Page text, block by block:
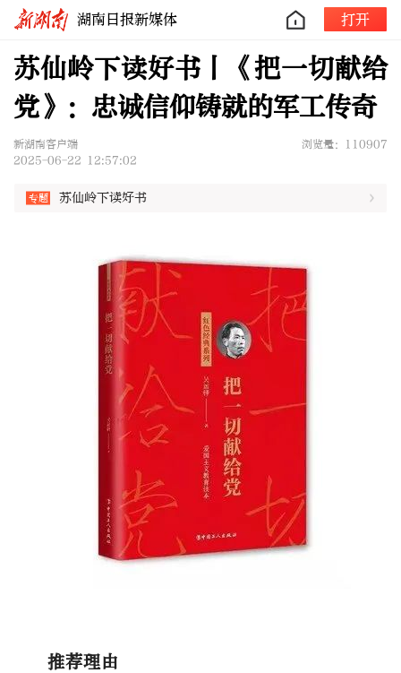
湖南日报新媒体 打开
苏仙岭下读好书丨《把一切献给
党》：忠诚信仰铸就的军工传奇
新湖南客户端
浏览量：110907
2025-06-22 12:57:02
苏仙岭下读好书
推荐理由